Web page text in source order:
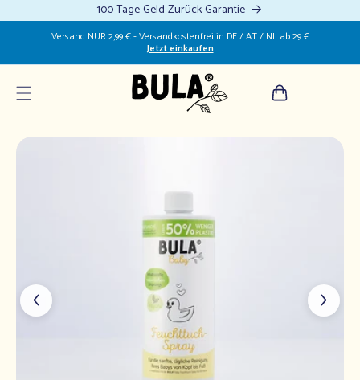
Inhalt
100-Tage-Geld-Zurück-Garantie
Versand NUR 2,99 € - Versandkostenfrei in DE / AT / NL ab 29 €
Jetzt einkaufen
Warenkorb